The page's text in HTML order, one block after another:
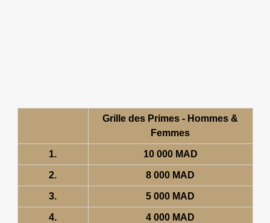
Grille des Primes - Hommes &
Femmes
1. 10 000 MAD
2. 8 000 MAD
3. 5 000 MAD
4. 4 000 MAD